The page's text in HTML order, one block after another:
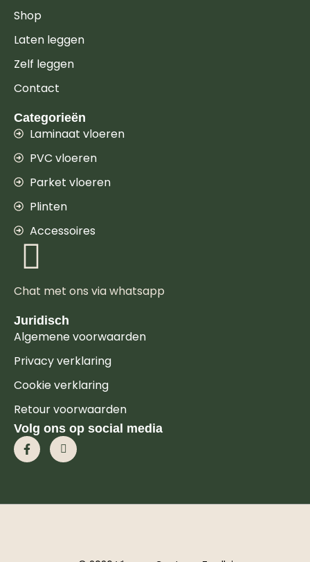
Shop
Laten leggen
Zelf leggen
Contact
Categorieën
Laminaat vloeren
PVC vloeren
Parket vloeren
Plinten
Accessoires
Chat met ons via whatsapp
Juridisch
Algemene voorwaarden
Privacy verklaring
Cookie verklaring
Retour voorwaarden
Volg ons op social media